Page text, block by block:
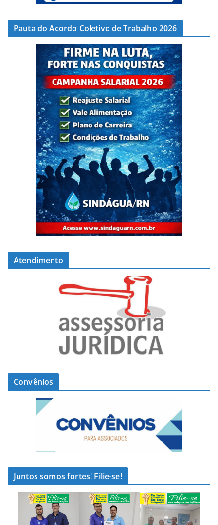
Pauta do Acordo Coletivo de Trabalho 2026
Atendimento
Convênios
Juntos somos fortes! Filie-se!